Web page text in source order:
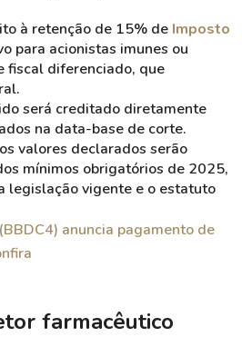
à retenção de 15% de Imposto
para acionistas imunes ou
fiscal diferenciado, que
será creditado diretamente
na data-base de corte.
valores declarados serão
mínimos obrigatórios de 2025,
legislação vigente e o estatuto
anuncia pagamento de
farmacêutico